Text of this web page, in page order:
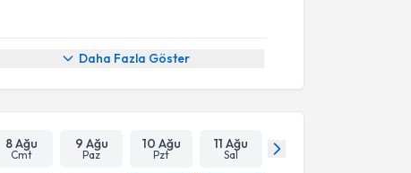
Daha Fazla Göster
8 Ağu
Cmt
9 Ağu
Paz
10 Ağu
Pzt
11 Ağu
Sal